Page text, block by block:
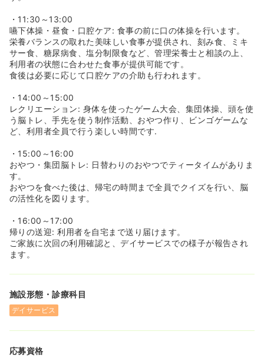
・11:30～13:00
嚥下体操・昼食・口腔ケア: 食事の前に口の体操を行います。
栄養バランスの取れた美味しい食事が提供され、刻み食、ミキ
サー食、糖尿病食、塩分制限食など、管理栄養士と相談の上、
利用者の状態に合わせた食事が提供可能です。
食後は必要に応じて口腔ケアの介助も行われます。
・14:00～15:00
レクリエーション: 身体を使ったゲーム大会、集団体操、頭を使
う脳トレ、手先を使う制作活動、おやつ作り、ビンゴゲームな
ど、利用者全員で行う楽しい時間です.
・15:00～16:00
おやつ・集団脳トレ: 日替わりのおやつでティータイムがありま
す。
おやつを食べた後は、帰宅の時間まで全員でクイズを行い、脳
の活性化を図ります。
・16:00～17:00
帰りの送迎: 利用者を自宅まで送り届けます。
ご家族に次回の利用確認と、デイサービスでの様子が報告され
ます。
施設形態・診療科目
デイサービス
応募資格